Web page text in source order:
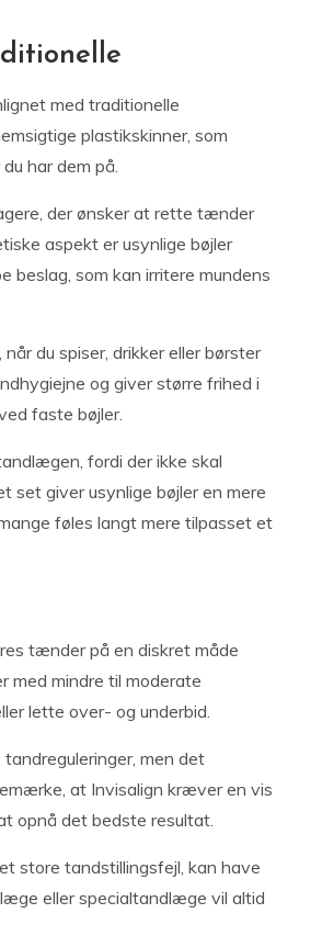
med traditionelle
plastikskinner, som
har dem på.
der ønsker at rette tænder
aspekt er usynlige bøjler
beslag, som kan irritere mundens
du spiser, drikker eller børster
og giver større frihed i
faste bøjler.
fordi der ikke skal
set giver usynlige bøjler en mere
føles langt mere tilpasset et
tænder på en diskret måde
med mindre til moderate
lette over- og underbid.
men det
at Invisalign kræver en vis
opnå det bedste resultat.
store tandstillingsfejl, kan have
eller specialtandlæge vil altid